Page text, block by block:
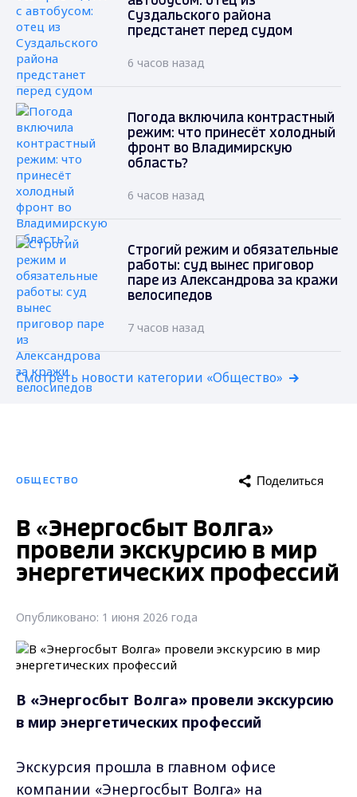
Суздальского района
предстанет перед судом
6 часов назад
Погода включила контрастный
режим: что принесёт холодный
фронт во Владимирскую
область?
6 часов назад
Строгий режим и обязательные
работы: суд вынес приговор
паре из Александрова за кражи
велосипедов
7 часов назад
Смотреть новости категории «Общество»
ОБЩЕСТВО Поделиться
В «Энергосбыт Волга»
провели экскурсию в мир
энергетических профессий
Опубликовано: 1 июня 2026 года
В «Энергосбыт Волга» провели экскурсию
в мир энергетических профессий
Экскурсия прошла в главном офисе
компании «Энергосбыт Волга» на